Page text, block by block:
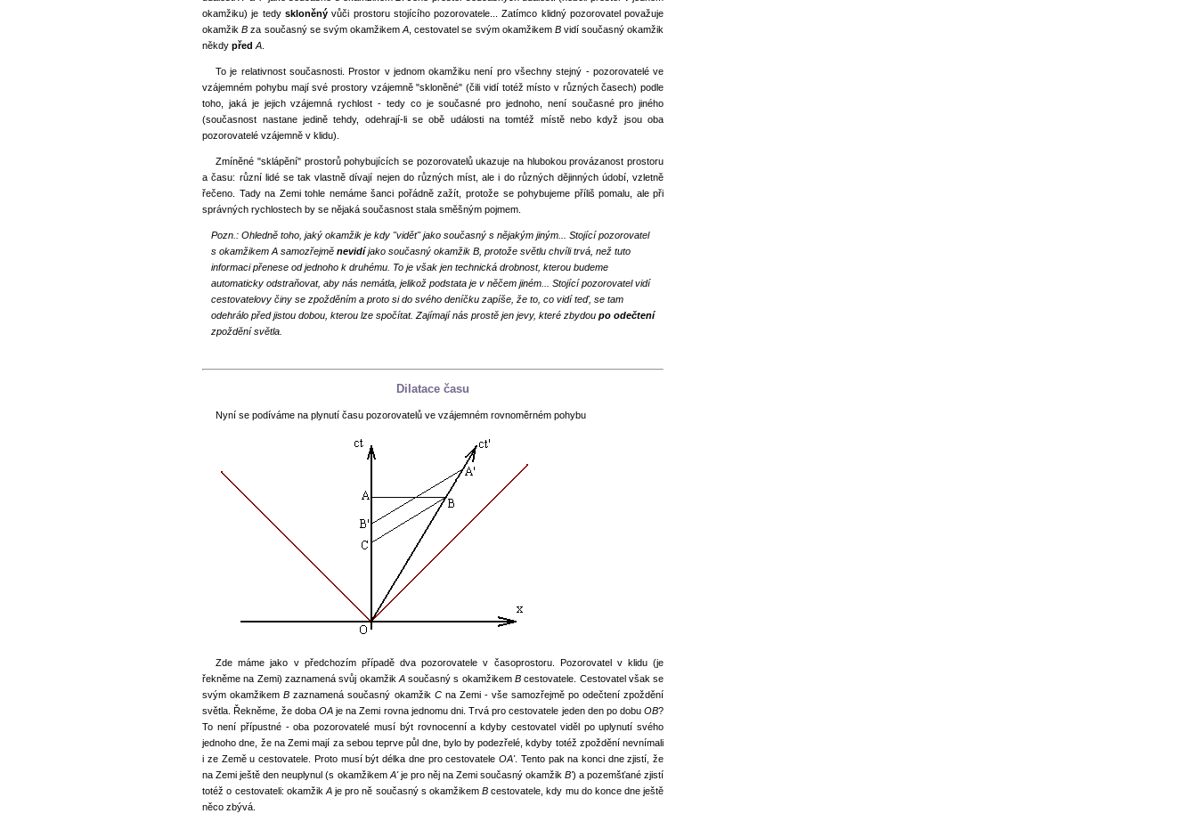
okamžiku) je tedyskloněný vůči prostoru stojícího pozorovatele... Zatímco klidný pozorovatel považuje
okamžikB za současný se svým okamžikemA , cestovatel se svým okamžikem Bvidí současný okamžik
někdypřed A
To je relativnost současnosti. Prostor v jednom okamžiku není pro všechny stejný - pozorovatelé ve
vzájemném pohybu mají své prostory vzájemně "skloněné" (čili vidí totéž místo v různých časech) podle
toho, jaká je jejich vzájemná rychlost - tedy co je současné pro jednoho, není současné pro jiného
(současnost nastane jedině tehdy, odehrají-li se obě události na tomtéž místě nebo když jsou oba
pozorovatelé vzájemně v klidu).
Zmíněné "sklápění" prostorů pohybujících se pozorovatelů ukazuje na hlubokou provázanost prostoru
a času: různí lidé se tak vlastně dívají nejen do různých míst, ale i do různých dějinných údobí, vzletně
řečeno. Tady na Zemi tohle nemáme šanci pořádně zažít, protože se pohybujeme příliš pomalu, ale při
správných rychlostech by se nějaká současnost stala směšným pojmem.
Pozn.: Ohledně toho, jaký okamžik je kdy "vidět" jako současný s nějakým jiným... Stojící pozorovatel
s okamžikem A samozřejměnevidíjako současný okamžik B, protože světlu chvíli trvá, než tuto
informaci přenese od jednoho k druhému. To je však jen technická drobnost, kterou budeme
automaticky odstraňovat, aby nás nemátla, jelikož podstata je v něčem jiném... Stojící pozorovatel vidí
cestovatelovy činy se zpožděním a proto si do svého deníčku zapíše, že to, co vidí teď, se tam
odehrálo před jistou dobou, kterou lze spočítat. Zajímají nás prostě jen jevy, které zbydoupo odečtení
zpoždění světla.
Dilatace času
Nyní se podíváme na plynutí času pozorovatelů ve vzájemném rovnoměrném pohybu
Zde máme jako v předchozím případě dva pozorovatele v časoprostoru. Pozorovatel v klidu (je
řekněme na Zemi) zaznamená svůj okamžik Asoučasný s okamžikemB cestovatele. Cestovatel však se
svým okamžikemB zaznamená současný okamžik Cna Zemi - vše samozřejmě po odečtení zpoždění
světla. Řekněme, že doba OAje na Zemi rovna jednomu dni. Trvá pro cestovatele jeden den po dobuOB?
To není přípustné - oba pozorovatelé musí být rovnocenní a kdyby cestovatel viděl po uplynutí svého
jednoho dne, že na Zemi mají za sebou teprve půl dne, bylo by podezřelé, kdyby totéž zpoždění nevnímali
i ze Země u cestovatele. Proto musí být délka dne pro cestovateleOA'. Tento pak na konci dne zjistí, že
na Zemi ještě den neuplynul (s okamžikem A'je pro něj na Zemi současný okamžikB') a pozemšťané zjistí
totéž o cestovateli: okamžik Aje pro ně současný s okamžikemB cestovatele, kdy mu do konce dne ještě
něco zbývá.